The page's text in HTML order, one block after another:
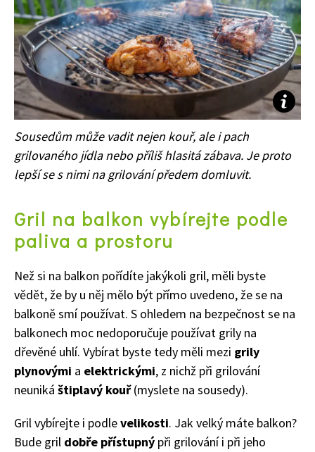
Sousedům může vadit nejen kouř, ale i pach
grilovaného jídla nebo příliš hlasitá zábava. Je proto
lepší se s nimi na grilování předem domluvit.
Gril na balkon vybírejte podle
paliva a prostoru
Než si na balkon pořídíte jakýkoli gril, měli byste
vědět, že by u něj mělo být přímo uvedeno, že se na
balkoně smí používat. S ohledem na bezpečnost se na
balkonech moc nedoporučuje používat grily na
dřevěné uhlí. Vybírat byste tedy měli mezi grily
plynovými a elektrickými, z nichž při grilování
neuniká štiplavý kouř(myslete na sousedy).
Gril vybírejte i podlevelikosti. Jak velký máte balkon?
Bude gril dobře přístupný při grilování i při jeho